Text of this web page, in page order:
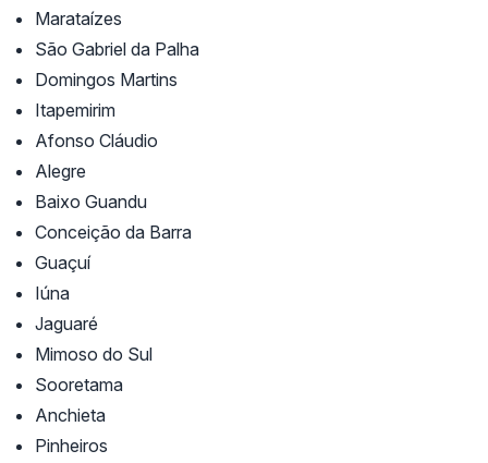
Marataízes
São Gabriel da Palha
Domingos Martins
Itapemirim
Afonso Cláudio
Alegre
Baixo Guandu
Conceição da Barra
Guaçuí
Iúna
Jaguaré
Mimoso do Sul
Sooretama
Anchieta
Pinheiros